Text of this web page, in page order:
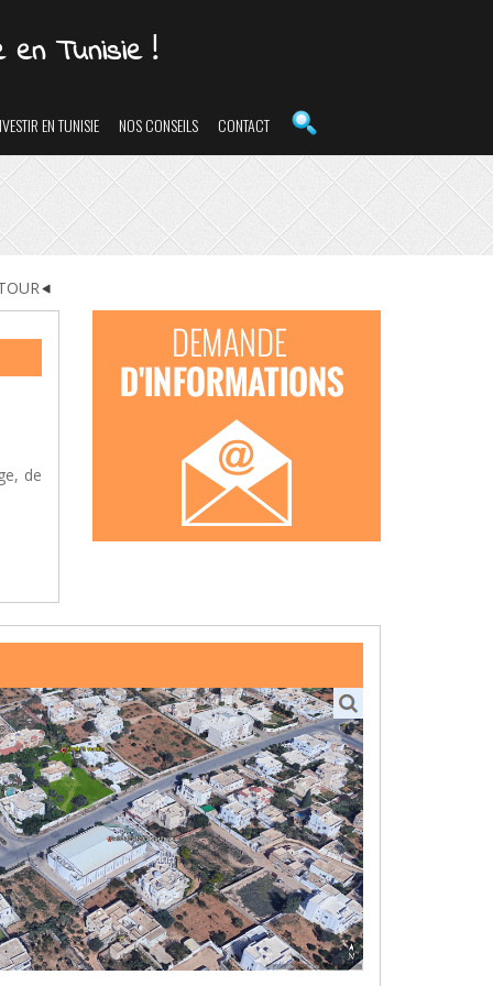
en Tunisie !
EN TUNISIE NOS CONSEILS CONTACT
de